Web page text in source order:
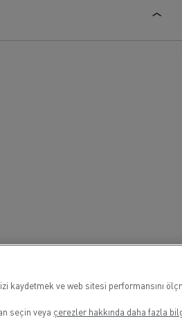
kaydetmek ve web sitesi performansını
seçin veya çerezler hakkında daha fazla